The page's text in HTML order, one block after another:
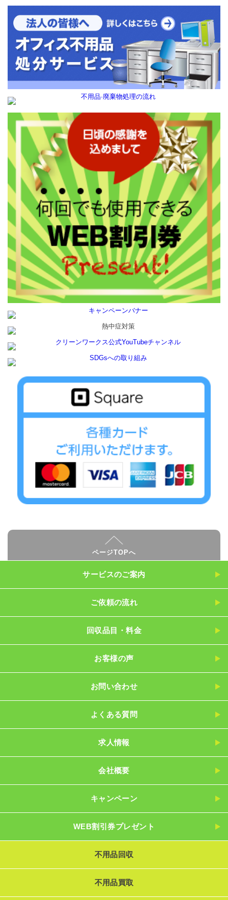
ページTOPへ
サービスのご案内
ご依頼の流れ
回収品目・料金
お客様の声
お問い合わせ
よくある質問
求人情報
会社概要
キャンペーン
WEB割引券プレゼント
不用品回収
不用品買取